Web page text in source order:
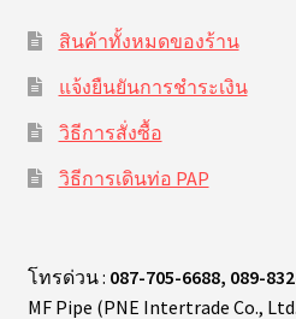
สินค้าทั้งหมดของร้าน
แจ้งยืนยันการชำระเงิน
วิธีการสั่งซื้อ
วิธีการเดินท่อ PAP
โทรด่วน : 087-705-6688, 089-
MF Pipe (PNE Intertrade Co.,